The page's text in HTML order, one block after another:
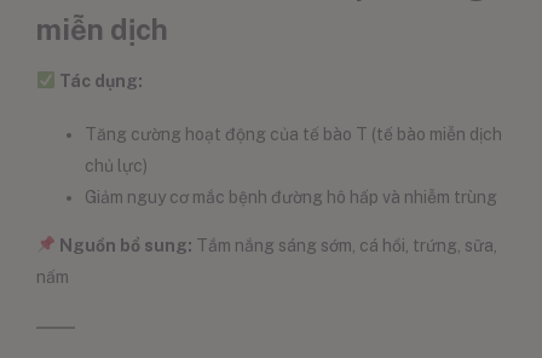
miễn dịch
Tác dụng:
Tăng cường hoạt động của tế bào T (tế bào miễn dịch
chủ lực)
Giảm nguy cơ mắc bệnh đường hô hấp và nhiễm trùng
Nguồn bổ sung: Tắm nắng sáng sớm, cá hồi, trứng, sữa,
nấm